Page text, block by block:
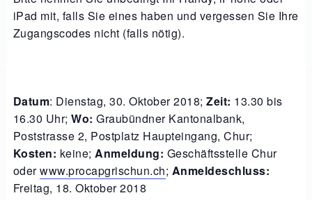
iPad mit, falls Sie eines haben und vergessen Sie Ihre
Zugangscodes nicht (falls nötig).
Datum: Dienstag, 30. Oktober 2018;Zeit: 13.30 bis
16.30 Uhr;Wo: Graubündner Kantonalbank,
Poststrasse 2, Postplatz Haupteingang, Chur;
Kosten: keine;Anmeldung: Geschäftsstelle Chur
oderwww.procapgrischun.ch; Anmeldeschluss:
Freitag, 18. Oktober 2018